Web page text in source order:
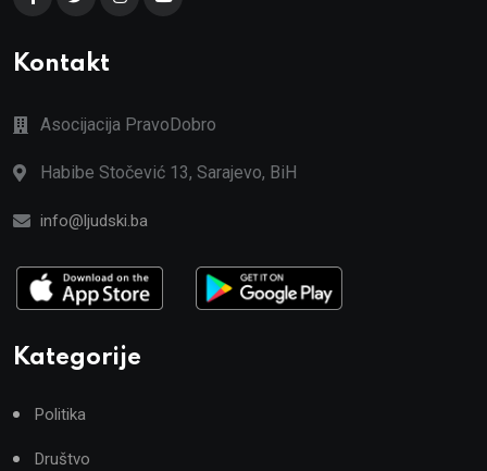
Kontakt
Asocijacija PravoDobro
Habibe Stočević 13, Sarajevo, BiH
info@ljudski.ba
Kategorije
Politika
Društvo